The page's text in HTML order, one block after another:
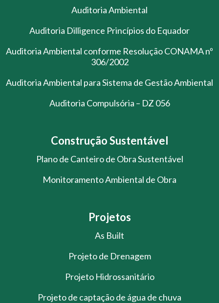
Auditoria Ambiental
Auditoria Dilligence Princípios do Equador
Auditoria Ambiental conforme Resolução CONAMA nº
306/2002
Auditoria Ambiental para Sistema de Gestão Ambiental
Auditoria Compulsória – DZ 056
Construção Sustentável
Plano de Canteiro de Obra Sustentável
Monitoramento Ambiental de Obra
Projetos
As Built
Projeto de Drenagem
Projeto Hidrossanitário
Projeto de captação de água de chuva